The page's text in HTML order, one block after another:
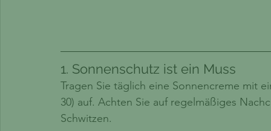
1. Sonnenschutz ist ein Muss
Tragen Sie täglich eine Sonnencreme mit
30) auf. Achten Sie auf regelmäßiges
Schwitzen.